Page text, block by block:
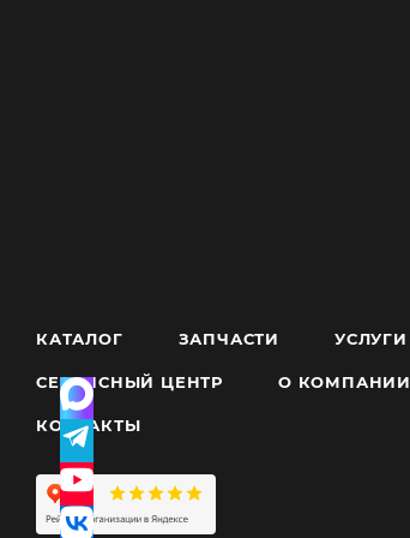
КАТАЛОГ ЗАПЧАСТИ УСЛУГИ
СЕРВИСНЫЙ ЦЕНТР О КОМПАНИИ
КОНТАКТЫ